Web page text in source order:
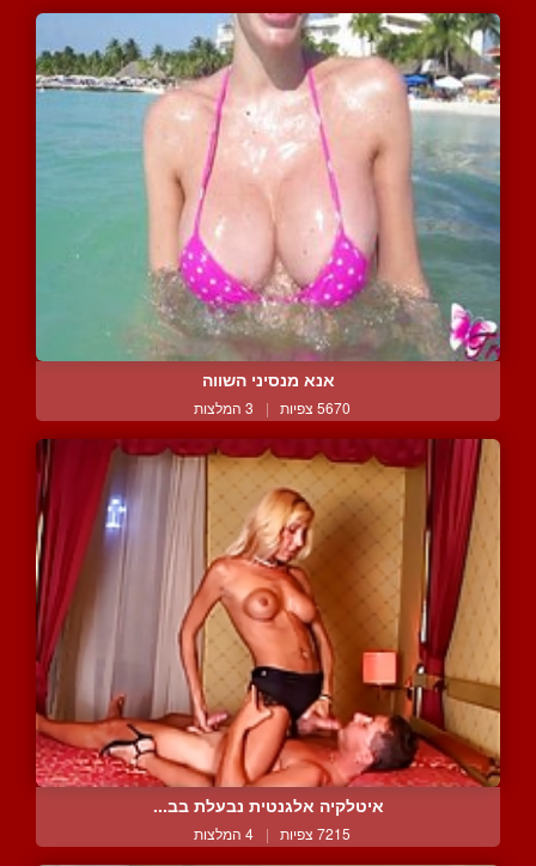
אנא מנסיני השווה
5670 צפיות | 3 המלצות
איטלקיה אלגנטית נבעלת בב...
7215 צפיות | 4 המלצות